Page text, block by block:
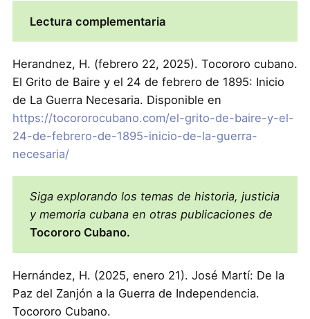
Lectura complementaria
Herandnez, H. (febrero 22, 2025). Tocororo cubano.
El Grito de Baire y el 24 de febrero de 1895: Inicio
de La Guerra Necesaria. Disponible en
https://tocororocubano.com/el-grito-de-baire-y-el-
24-de-febrero-de-1895-inicio-de-la-guerra-
necesaria/
Siga explorando los temas de historia, justicia
y memoria cubana en otras publicaciones de
Tocororo Cubano.
Hernández, H. (2025, enero 21). José Martí: De la
Paz del Zanjón a la Guerra de Independencia.
Tocororo Cubano.